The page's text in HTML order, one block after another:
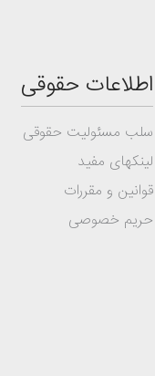
اطلاعات حقوقی
سلب مسئولیت حقوقی
لینکهای مفید
قوانین و مقررات
حریم خصوصی